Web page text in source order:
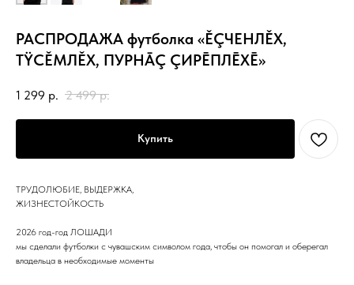
РАСПРОДАЖА футболка «ĚÇЧEHЛĚX,
TŸCĚMЛĚX, ПУРНĀÇ ÇИРĒПЛĒXĒ»
1 299 р. 2 499 р.
Купить
ТРУДОЛЮБИЕ, ВЫДЕРЖКА,
ЖИЗНЕСТОЙКОСТЬ
2026 год-год ЛОШАДИ
мы сделали футболки с чувашским символом года, чтобы он помогал и оберегал
владельца в необходимые моменты